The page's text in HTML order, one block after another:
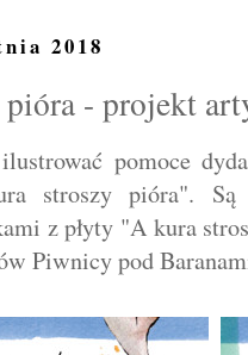
2018
- projekt
pomoce
stroszy pióra".
z płyty "A kura
Piwnicy pod